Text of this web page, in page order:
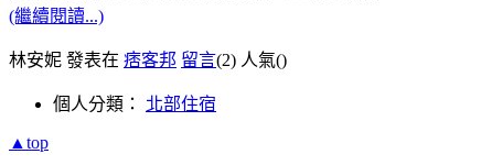
(繼續閱讀...)
林安妮 發表在 痞客邦 留言(2) 人氣()
個人分類： 北部住宿
▲top